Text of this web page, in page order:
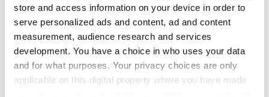
store and access information on your device in order to
serve personalized ads and content, ad and content
measurement, audience research and services
development. You have a choice in who uses your data
and for what purposes. Your privacy choices are only
applicable on this digital property where you have made
MINIATURE FUOCO BLU
IRON
MINIATURE FUOCO
BIANCO ARGENTEO